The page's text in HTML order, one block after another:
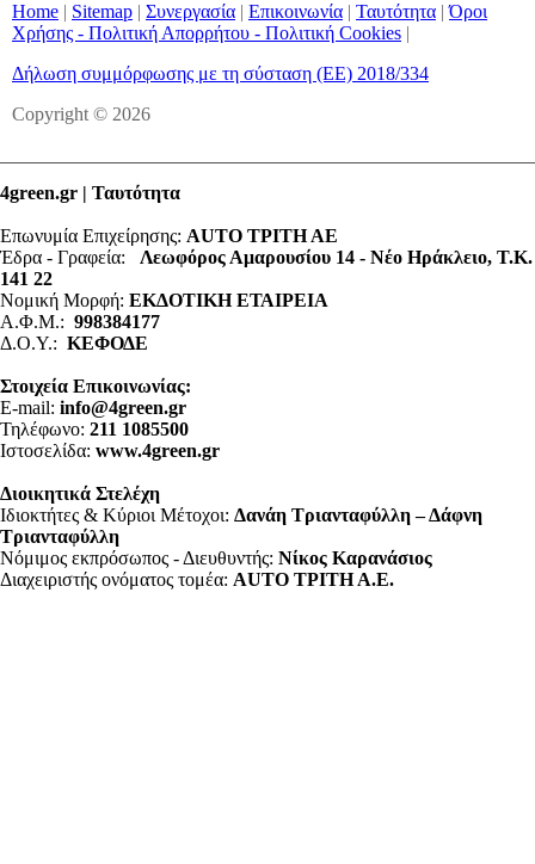
Home | Sitemap | Συνεργασία | Επικοινωνία | Ταυτότητα |Όροι
Χρήσης - Πολιτική Απορρήτου - Πολιτική Cookies |
Δήλωση συμμόρφωσης με τη σύσταση (ΕΕ) 2018/334
Copyright © 2026
4green.gr | Ταυτότητα
Επωνυμία Επιχείρησης: AUTO ΤΡΙΤΗ ΑΕ
Έδρα - Γραφεία: Λεωφόρος Αμαρουσίου 14 - Νέο Ηράκλειο, Τ.Κ.
141 22
Νομική Μορφή: ΕΚΔΟΤΙΚΗ ΕΤΑΙΡΕΙΑ
Α.Φ.Μ.: 998384177
Δ.Ο.Υ.: ΚΕΦΟΔΕ
Στοιχεία Επικοινωνίας:
E-mail: info@4green.gr
Τηλέφωνο: 211 1085500
Ιστοσελίδα: www.4green.gr
Διοικητικά Στελέχη
Ιδιοκτήτες & Κύριοι Μέτοχοι: Δανάη Τριανταφύλλη – Δάφνη
Τριανταφύλλη
Νόμιμος εκπρόσωπος - Διευθυντής: Νίκος Καρανάσιος
Διαχειριστής ονόματος τομέα: ΑUTO ΤΡΙΤΗ Α.Ε.